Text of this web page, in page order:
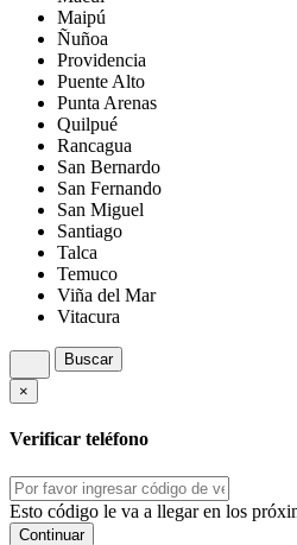
Maipú
Ñuñoa
Providencia
Puente Alto
Punta Arenas
Quilpué
Rancagua
San Bernardo
San Fernando
San Miguel
Santiago
Talca
Temuco
Viña del Mar
Vitacura
Buscar
×
Verificar teléfono
Esto código le va a llegar en los
Continuar